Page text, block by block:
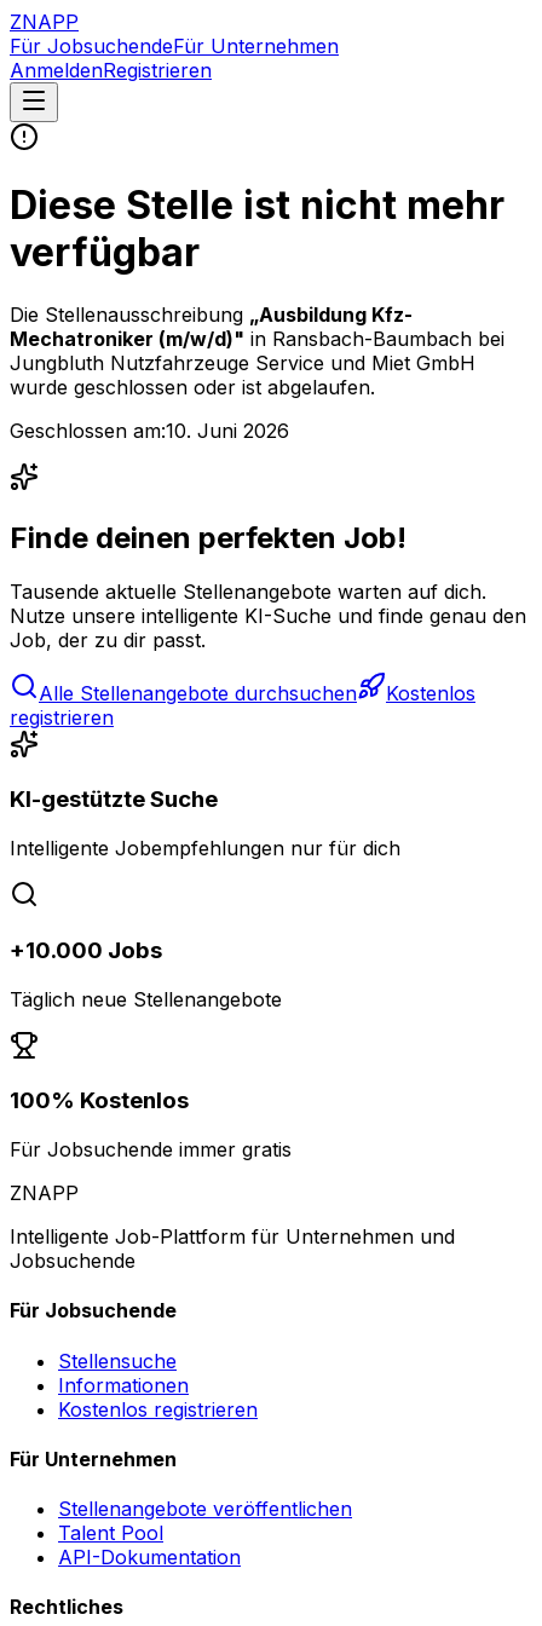
ZNAPP
Für JobsuchendeFür Unternehmen
AnmeldenRegistrieren
Diese Stelle ist nicht mehr
verfügbar
Die Stellenausschreibung „Ausbildung Kfz-
Mechatroniker (m/w/d)" in Ransbach-Baumbach bei
Jungbluth Nutzfahrzeuge Service und Miet GmbH
wurde geschlossen oder ist abgelaufen.
Geschlossen am:10. Juni 2026
Finde deinen perfekten Job!
Tausende aktuelle Stellenangebote warten auf dich.
Nutze unsere intelligente KI-Suche und finde genau den
Job, der zu dir passt.
Alle Stellenangebote durchsuchen
Kostenlos
registrieren
KI-gestützte Suche
Intelligente Jobempfehlungen nur für dich
+10.000 Jobs
Täglich neue Stellenangebote
100% Kostenlos
Für Jobsuchende immer gratis
ZNAPP
Intelligente Job-Plattform für Unternehmen und
Jobsuchende
Für Jobsuchende
Stellensuche
Informationen
Kostenlos registrieren
Für Unternehmen
Stellenangebote veröffentlichen
Talent Pool
API-Dokumentation
Rechtliches